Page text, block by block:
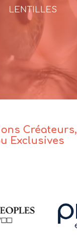
LENTILLES
Créateurs,
Exclusives